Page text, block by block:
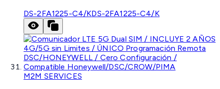
DS-2FA1225-C4/KDS-2FA1225-C4/K
M2M SERVICES